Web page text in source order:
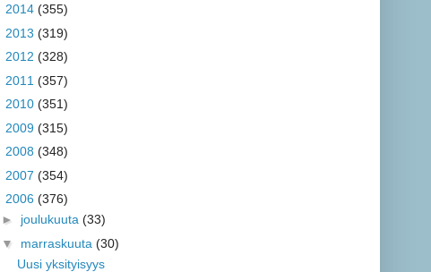
2014 (355)
2013 (319)
2012 (328)
2011 (357)
2010 (351)
2009 (315)
2008 (348)
2007 (354)
2006 (376)
► joulukuuta (33)
▼ marraskuuta (30)
Uusi yksityisyys